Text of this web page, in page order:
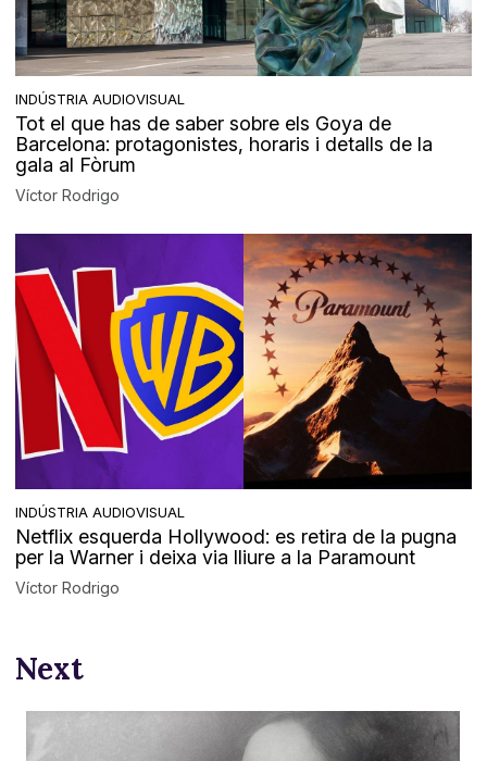
INDÚSTRIA AUDIOVISUAL
Tot el que has de saber sobre els Goya de
Barcelona: protagonistes, horaris i detalls de la
gala al Fòrum
Víctor Rodrigo
INDÚSTRIA AUDIOVISUAL
Netflix esquerda Hollywood: es retira de la pugna
per la Warner i deixa via lliure a la Paramount
Víctor Rodrigo
Next